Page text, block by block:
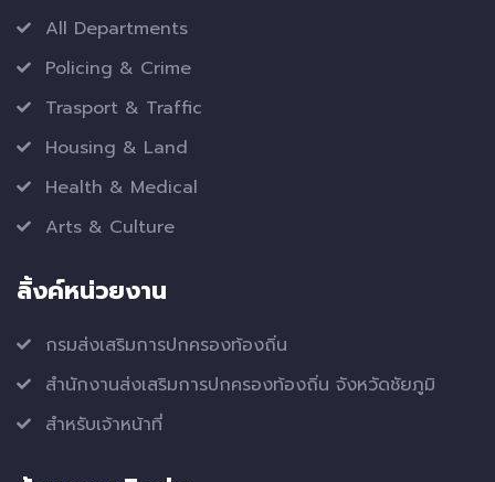
All Departments
Policing & Crime
Trasport & Traffic
Housing & Land
Health & Medical
Arts & Culture
ลิ้งค์หน่วยงาน
กรมส่งเสริมการปกครองท้องถิ่น
สำนักงานส่งเสริมการปกครองท้องถิ่น จังหวัดชัยภูมิ
สำหรับเจ้าหน้าที่